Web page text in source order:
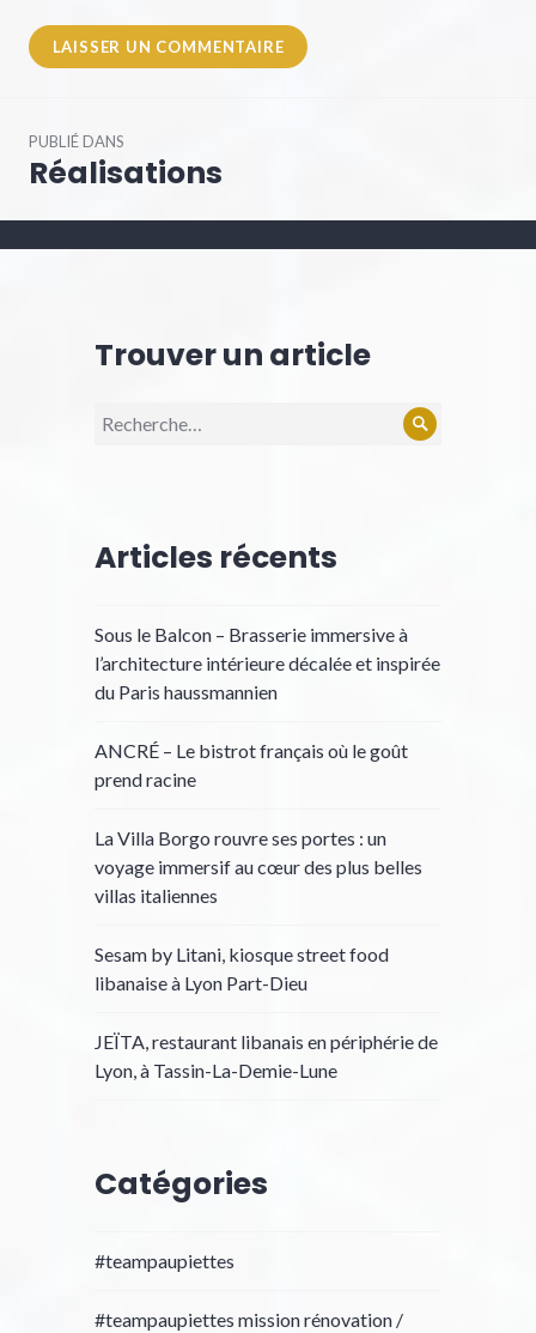
dePUBLIÉ DANS
Réalisations
Trouver un article
Recherche
Rechercher
Articles récents
Sous le Balcon – Brasserie immersive à
l’architecture intérieure décalée et inspirée
du Paris haussmannien
ANCRÉ – Le bistrot français où le goût
prend racine
La Villa Borgo rouvre ses portes : un
voyage immersif au cœur des plus belles
villas italiennes
Sesam by Litani, kiosque street food
libanaise à Lyon Part-Dieu
JEÏTA, restaurant libanais en périphérie de
Lyon, à Tassin-La-Demie-Lune
Catégories
#teampaupiettes
#teampaupiettes mission rénovation /